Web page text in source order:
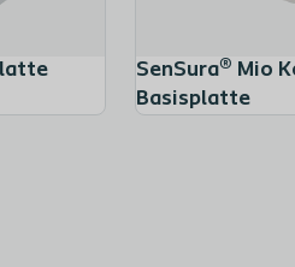
SenSura® Mio
Basisplatte